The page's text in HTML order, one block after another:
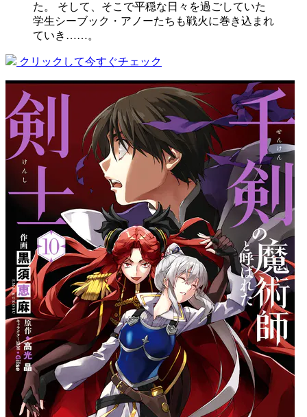
た。 そして、そこで平穏な日々を過ごしていた
学生シーブック・アノーたちも戦火に巻き込まれ
ていき……。
クリックして今すぐチェック